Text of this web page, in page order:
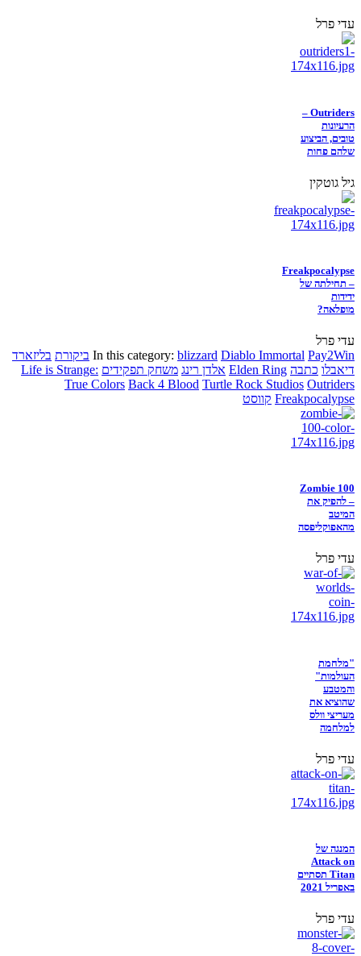
עדי פרל
Outriders –
הרעיונות
טובים, הביצוע
שלהם פחות
גיל גוטקין
Freakpocalypse
– תחילתה של
ידידות
מופלאה?
עדי פרל
In this category: blizzard Diablo Immortal Pay2Win ביקורת בליזארד
דיאבלו כתבה Elden Ring אלדן רינג משחק תפקידים Life is Strange:
True Colors Back 4 Blood Turtle Rock Studios Outriders
Freakpocalypse קווסט
Zombie 100
– להפיק את
המיטב
מהאפוקליפסה
עדי פרל
"מלחמת
העולמות"
והמטבע
שהוציא את
מעריצי וולס
למלחמה
עדי פרל
המנגה של
Attack on
Titan תסתיים
באפריל 2021
עדי פרל